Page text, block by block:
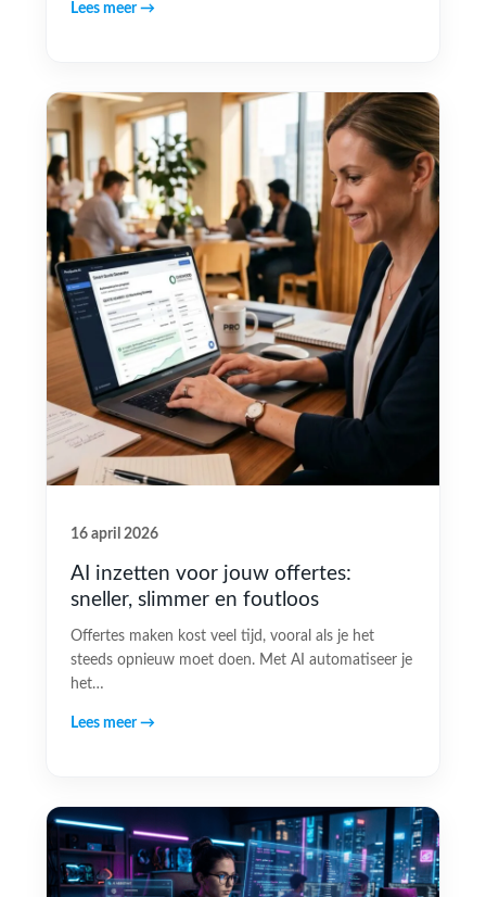
Lees meer →
16 april 2026
AI inzetten voor jouw offertes:
sneller, slimmer en foutloos
Offertes maken kost veel tijd, vooral als je het
steeds opnieuw moet doen. Met AI automatiseer je
het…
Lees meer →